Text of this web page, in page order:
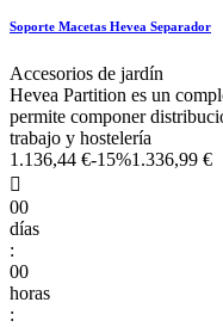
Soporte Macetas Hevea Separador
Accesorios de jardín
Hevea Partition es un
permite componer
trabajo y hostelería
1.136,44 €-15%1.336,99 €

00
días
:
00
horas
: